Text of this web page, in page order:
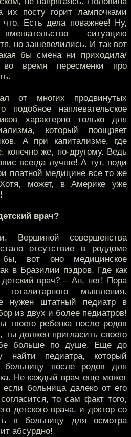
их посту горит лампочками
Есть дела поважнее! Ну,
ситуацию
но зашевелились. И так вот
бы смена ни приходила/
время пересменки про
от многих продвинутых
подобное наплевательское
характерно только для
который поощряет
А при капитализме, где
конечно же, по-другому. Ведь
всегда лучше! А тут, поди
платной медицине все то же
может, в Америке уже
врач?
Вершиной совершенства
отсутствие в роддоме
бы, вот оно медицинское
в Бразилии пэдров. Где как
врач? – Ан, нет! Пора
мышления.
нужен штатный педиатр в
из двух и более педиатров!
твоего ребенка после родов
ты должен пригласить своего
больше по душе. Еще до
найти педиатра, который
больницу после родов для
Не каждый врач еще может
если больница далеко от его
то сам факт того,
детского врача, и доктор со
в больницу для осмотра
абсурдно!